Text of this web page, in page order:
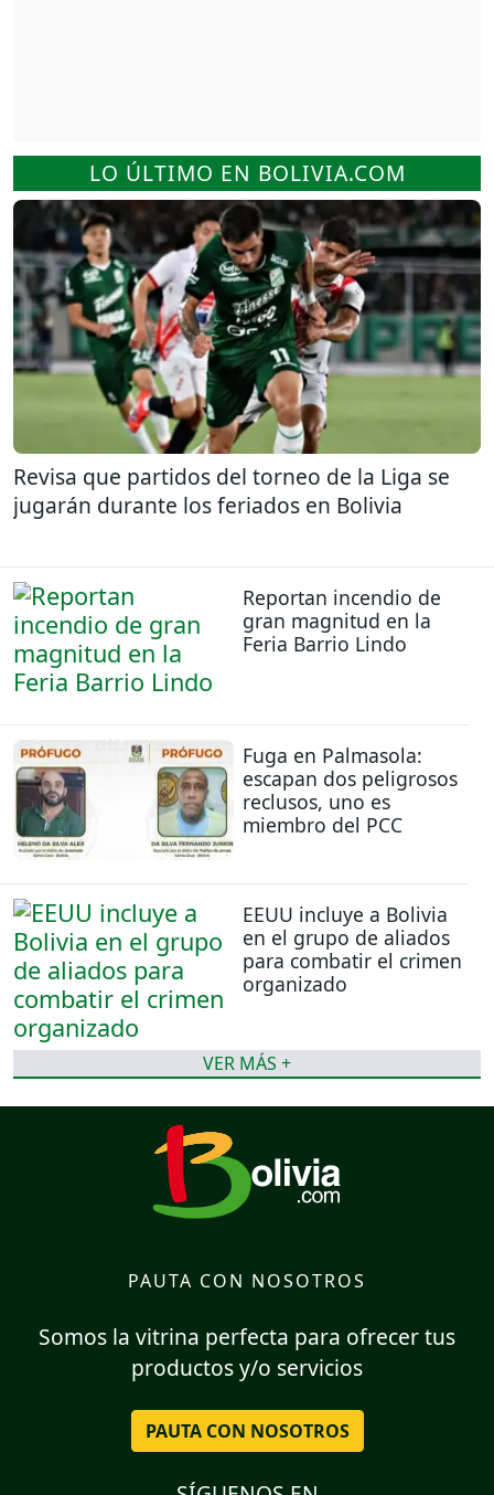
LO ÚLTIMO EN BOLIVIA.COM
Revisa que partidos del torneo de la Liga se
jugarán durante los feriados en Bolivia
Reportan incendio de
gran magnitud en la
Feria Barrio Lindo
Fuga en Palmasola:
escapan dos peligrosos
reclusos, uno es
miembro del PCC
EEUU incluye a Bolivia
en el grupo de aliados
para combatir el crimen
organizado
VER MÁS +
PAUTA CON NOSOTROS
Somos la vitrina perfecta para ofrecer tus
productos y/o servicios
PAUTA CON NOSOTROS